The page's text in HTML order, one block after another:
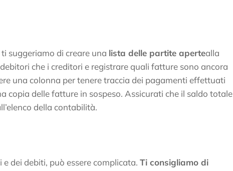
suggeriamo di creare una lista delle partite apertealla
che i creditori e registrare quali fatture sono ancora
una colonna per tenere traccia dei pagamenti effettuati
copia delle fatture in sospeso. Assicurati che il saldo totale
della contabilità.
dei debiti, può essere complicata. Ti consigliamo di